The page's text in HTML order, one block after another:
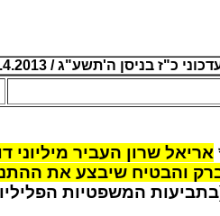
כ"ז בניסן ה'תשע"ג / 7.4.2013
אריאל שרון העביר מיליוני
והבטיח שיבצע את
המשפטיות